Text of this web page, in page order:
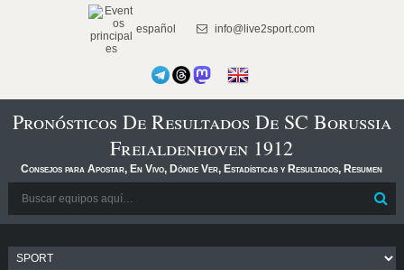
español info@live2sport.com
Pronósticos De Resultados De SC Borussia
Freialdenhoven 1912
Consejos para Apostar, En Vivo, Dónde Ver, Estadísticas y Resultados, Resumen